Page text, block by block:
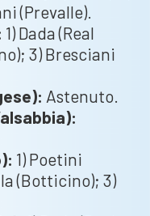
(Prevalle).
1) Dada (Real
3) Bresciani
Astenuto.
1) Poetini
(Botticino); 3)